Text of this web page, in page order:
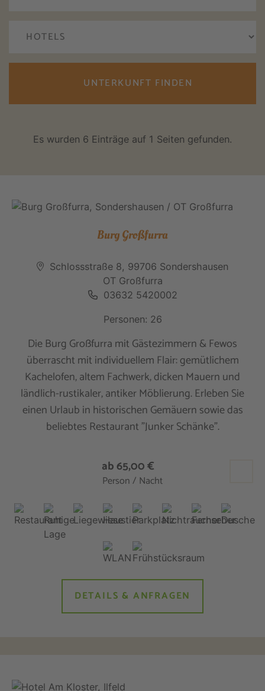
UNTERKUNFT FINDEN
Es wurden 6 Einträge auf 1 Seiten gefunden.
Burg Großfurra
Schlossstraße 8, 99706 Sondershausen
OT Großfurra
03632 5420002
Personen: 26
Die Burg Großfurra mit Gästezimmern & Fewos
überrascht mit individuellem Flair: gemütlichem
Kachelofen, altem Fachwerk, dicken Mauern und
ländlich-rustikaler, antiker Möblierung. Erleben Sie
einen Urlaub in historischen Gemäuern sowie das
beliebtes Restaurant "Junker Schänke".
ab 65,00 €
Person / Nacht
DETAILS & ANFRAGEN